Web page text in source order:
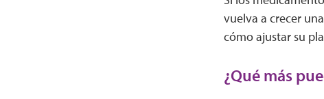
vuelva a crecer
cómo ajustar su
¿Qué más